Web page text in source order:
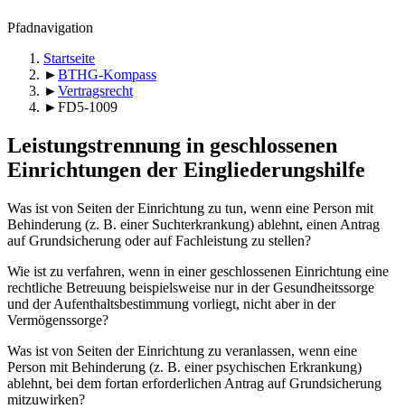
Pfadnavigation
Startseite
►BTHG-Kompass
►Vertragsrecht
►FD5-1009
Leistungstrennung in geschlossenen
Einrichtungen der Eingliederungshilfe
Was ist von Seiten der Einrichtung zu tun, wenn eine Person mit
Behinderung (z. B. einer Suchterkrankung) ablehnt, einen Antrag
auf Grundsicherung oder auf Fachleistung zu stellen?
Wie ist zu verfahren, wenn in einer geschlossenen Einrichtung eine
rechtliche Betreuung beispielsweise nur in der Gesundheitssorge
und der Aufenthaltsbestimmung vorliegt, nicht aber in der
Vermögenssorge?
Was ist von Seiten der Einrichtung zu veranlassen, wenn eine
Person mit Behinderung (z. B. einer psychischen Erkrankung)
ablehnt, bei dem fortan erforderlichen Antrag auf Grundsicherung
mitzuwirken?